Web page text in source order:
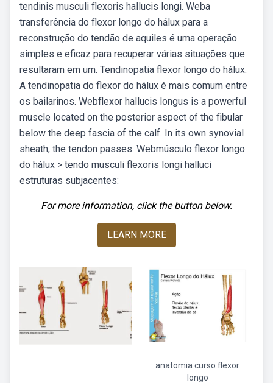
tendinis musculi flexoris hallucis longi. Weba
transferência do flexor longo do hálux para a
reconstrução do tendão de aquiles é uma operação
simples e eficaz para recuperar várias situações que
resultaram em um. Tendinopatia flexor longo do hálux.
A tendinopatia do flexor do hálux é mais comum entre
os bailarinos. Webflexor hallucis longus is a powerful
muscle located on the posterior aspect of the fibular
below the deep fascia of the calf. In its own synovial
sheath, the tendon passes. Webmúsculo flexor longo
do hálux > tendo musculi flexoris longi halluci
estruturas subjacentes:
For more information, click the button below.
LEARN MORE
anatomia curso flexor
longo